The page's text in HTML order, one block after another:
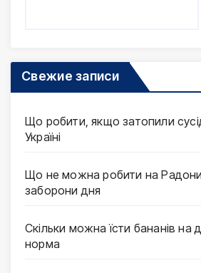
Свежие записи
Що робити, якщо затопили
Україні
Що не можна робити на
заборони дня
Скільки можна їсти бананів на
норма